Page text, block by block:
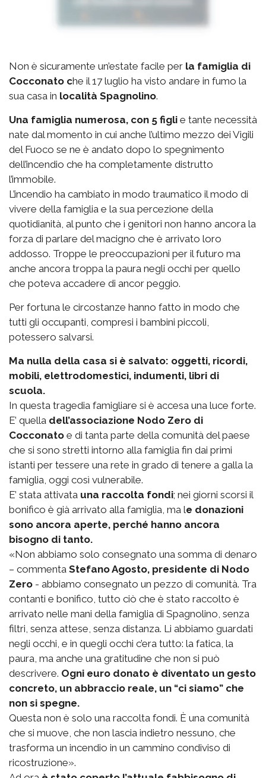
Non è sicuramente un’estate facile per la famiglia di
Cocconato che il 17 luglio ha visto andare in fumo la
sua casa in località Spagnolino.
Una famiglia numerosa, con 5 figli e tante necessità
nate dal momento in cui anche l’ultimo mezzo dei Vigili
del Fuoco se ne è andato dopo lo spegnimento
dell’incendio che ha completamente distrutto
l’immobile.
L’incendio ha cambiato in modo traumatico il modo di
vivere della famiglia e la sua percezione della
quotidianità, al punto che i genitori non hanno ancora la
forza di parlare del macigno che è arrivato loro
addosso. Troppe le preoccupazioni per il futuro ma
anche ancora troppa la paura negli occhi per quello
che poteva accadere di ancor peggio.
Per fortuna le circostanze hanno fatto in modo che
tutti gli occupanti, compresi i bambini piccoli,
potessero salvarsi.
Ma nulla della casa si è salvato: oggetti, ricordi,
mobili, elettrodomestici, indumenti, libri di
scuola.
In questa tragedia famigliare si è accesa una luce forte.
E’ quella dell’associazione Nodo Zero di
Cocconato e di tanta parte della comunità del paese
che si sono stretti intorno alla famiglia fin dai primi
istanti per tessere una rete in grado di tenere a galla la
famiglia, oggi così vulnerabile.
E’ stata attivata una raccolta fondi; nei giorni scorsi il
bonifico è già arrivato alla famiglia, ma le donazioni
sono ancora aperte, perché hanno ancora
bisogno di tanto.
«Non abbiamo solo consegnato una somma di denaro
– commenta Stefano Agosto, presidente di Nodo
Zero - abbiamo consegnato un pezzo di comunità. Tra
contanti e bonifico, tutto ciò che è stato raccolto è
arrivato nelle mani della famiglia di Spagnolino, senza
filtri, senza attese, senza distanza. Li abbiamo guardati
negli occhi, e in quegli occhi c’era tutto: la fatica, la
paura, ma anche una gratitudine che non si può
descrivere. Ogni euro donato è diventato un gesto
concreto, un abbraccio reale, un “ci siamo” che
non si spegne.
Questa non è solo una raccolta fondi. È una comunità
che si muove, che non lascia indietro nessuno, che
trasforma un incendio in un cammino condiviso di
ricostruzione».